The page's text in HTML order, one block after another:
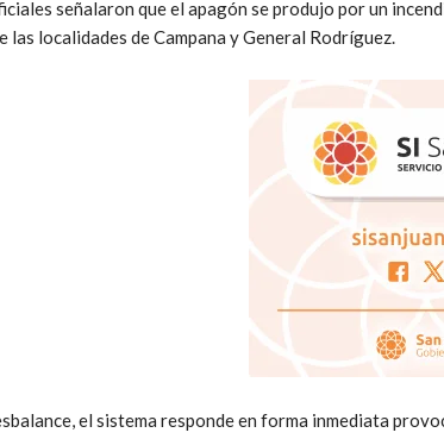
señalaron que el apagón se produjo por un
las localidades de Campana y General Rodríguez.
el sistema responde en forma inmediata